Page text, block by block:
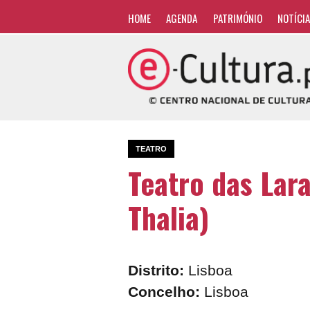
HOME AGENDA PATRIMÓNIO
TEATRO
Teatro das
Thalia)
Distrito: Lisboa
Concelho: Lisboa